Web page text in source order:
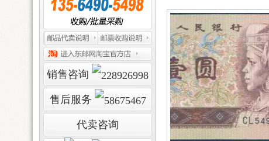
销售咨询
售后服务
代卖咨询